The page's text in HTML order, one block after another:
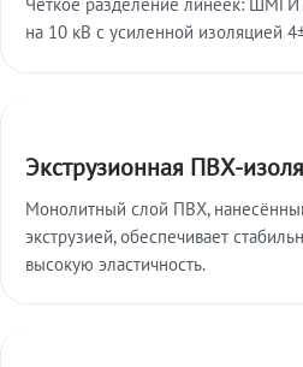
на 10 кВ с усиленной изоляцией
Экструзионная ПВХ-
Монолитный слой ПВХ,
экструзией, обеспечивает
высокую эластичность.